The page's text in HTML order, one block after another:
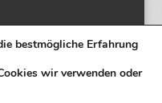
bestmögliche Erfahrung
wir verwenden oder